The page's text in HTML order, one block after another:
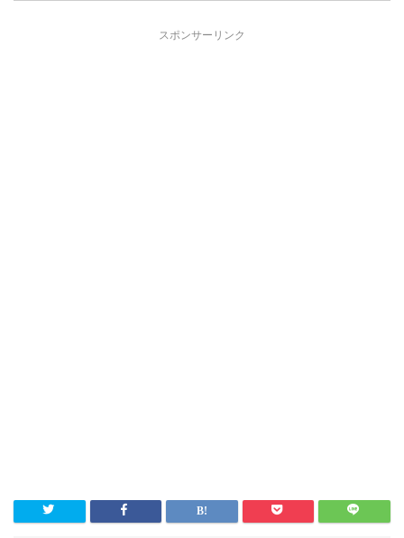
スポンサーリンク